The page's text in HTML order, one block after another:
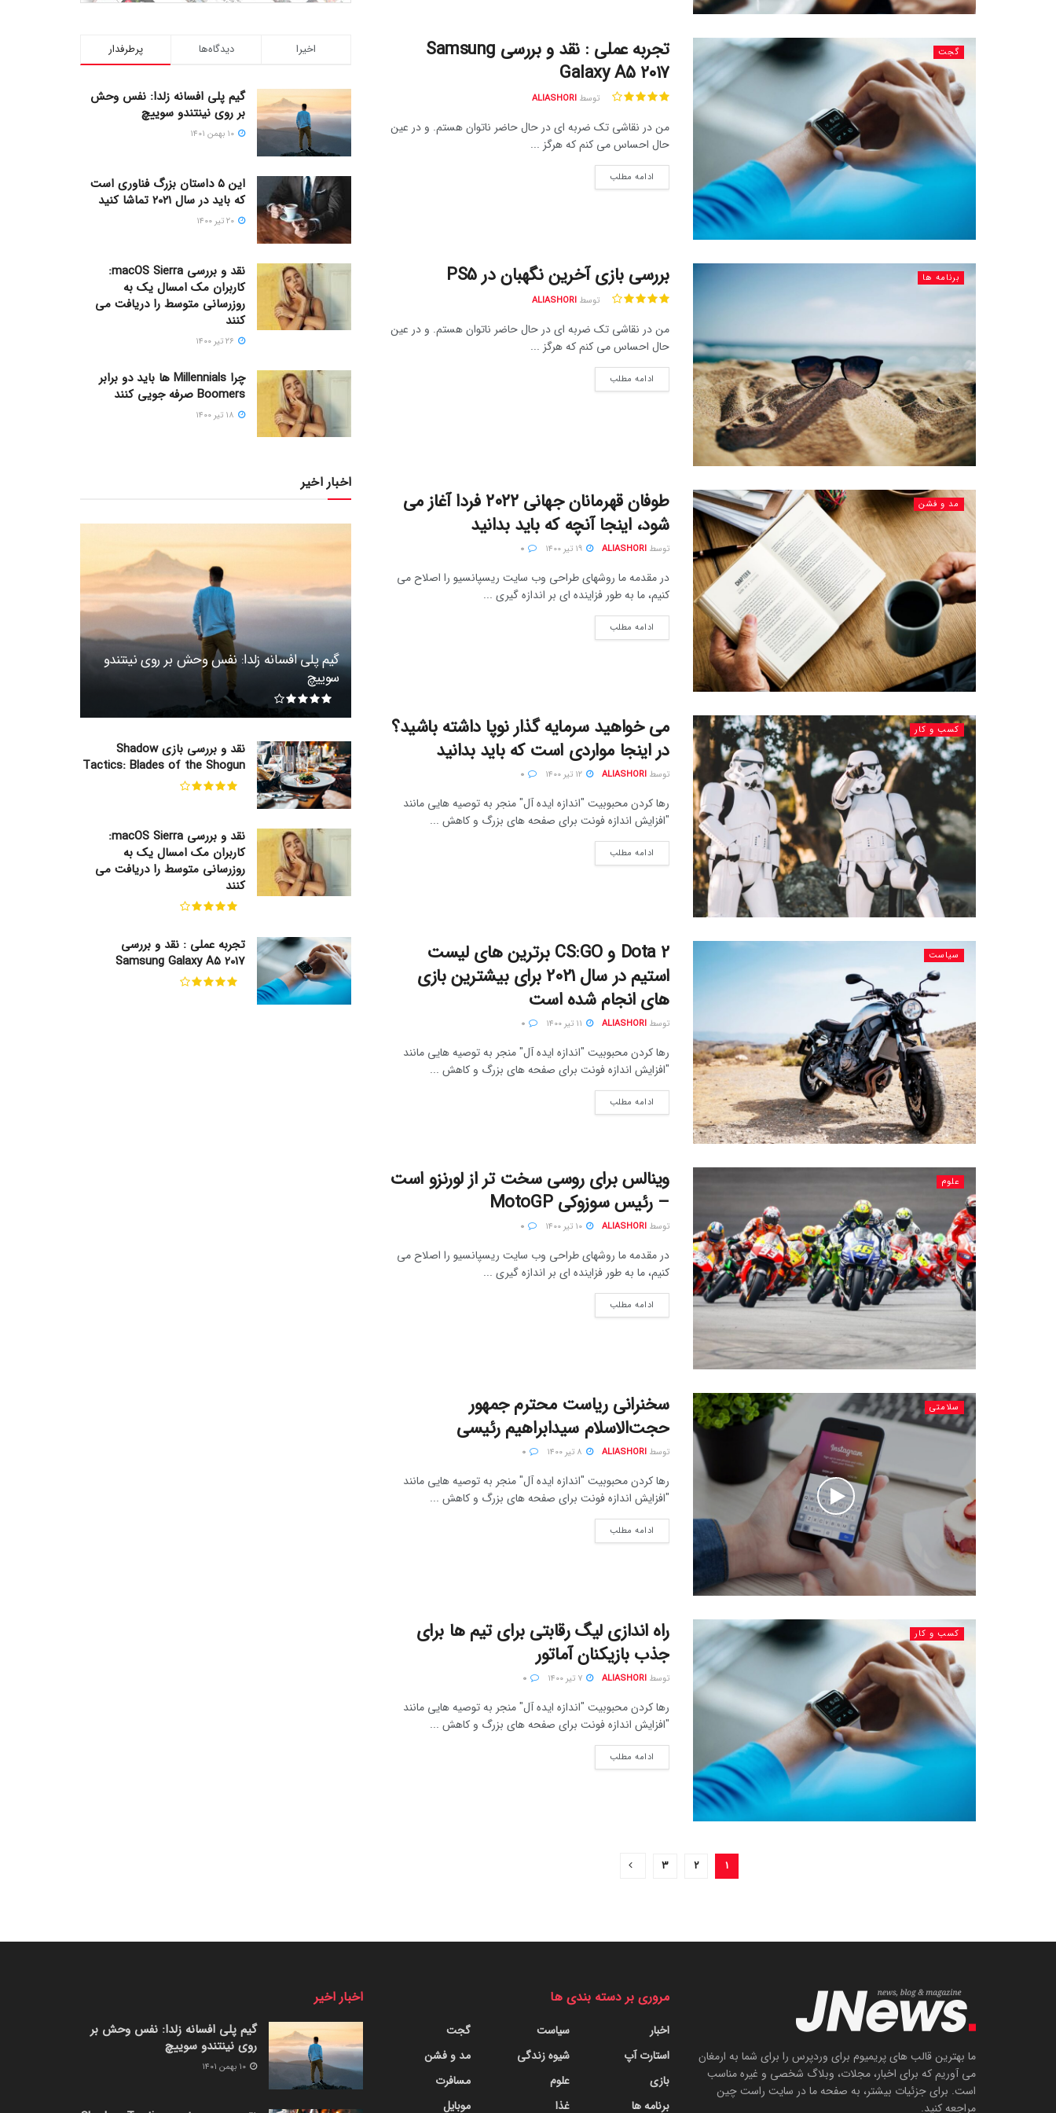
گجت
تجربه عملی : نقد و بررسی Samsung
Galaxy A5 2017
توسط ALIASHORI
من در نقاشی تک ضربه ای در حال حاضر ناتوان هستم. و در عین
حال احساس می کنم که هرگز ...
ادامه مطلب
برنامه ها بررسی بازی آخرین نگهبان در PS5
توسط ALIASHORI
من در نقاشی تک ضربه ای در حال حاضر ناتوان هستم. و در عین
حال احساس می کنم که هرگز ...
ادامه مطلب
مد و فشن
طوفان قهرمانان جهانی ۲۰۲۲ فردا آغاز می
شود، اینجا آنچه که باید بدانید
توسط ALIASHORI
در مقدمه ما روشهای طراحی وب سایت ریسپانسیو را اصلاح می
کنیم، ما به طور فزاینده ای بر اندازه گیری ...
ادامه مطلب
کسب و کار
می خواهید سرمایه گذار نوپا داشته باشید؟
در اینجا مواردی است که باید بدانید
توسط ALIASHORI
رها کردن محبوبیت "اندازه ایده آل" منجر به توصیه هایی مانند
"افزایش اندازه فونت برای صفحه های بزرگ و کاهش ...
ادامه مطلب
سیاست
Dota 2 و CS:GO برترین های لیست
استیم در سال 2021 برای بیشترین بازی
های انجام شده است
توسط ALIASHORI
رها کردن محبوبیت "اندازه ایده آل" منجر به توصیه هایی مانند
"افزایش اندازه فونت برای صفحه های بزرگ و کاهش ...
ادامه مطلب
علوم
وینالس برای روسی سخت تر از لورنزو است
– رئیس سوزوکی MotoGP
توسط ALIASHORI
در مقدمه ما روشهای طراحی وب سایت ریسپانسیو را اصلاح می
کنیم، ما به طور فزاینده ای بر اندازه گیری ...
ادامه مطلب
سلامتی
سخنرانی ریاست محترم جمهور
حجت‌الاسلام سیدابراهیم رئیسی
توسط ALIASHORI
رها کردن محبوبیت "اندازه ایده آل" منجر به توصیه هایی مانند
"افزایش اندازه فونت برای صفحه های بزرگ و کاهش ...
ادامه مطلب
کسب و کار
راه اندازی لیگ رقابتی برای تیم ها برای
جذب بازیکنان آماتور
توسط ALIASHORI
رها کردن محبوبیت "اندازه ایده آل" منجر به توصیه هایی مانند
"افزایش اندازه فونت برای صفحه های بزرگ و کاهش ...
ادامه مطلب
۱ ۲ ۳
پرطرفدار دیدگاه‌ها اخیرا
گیم پلی افسانه زلدا: نفس وحش
بر روی نینتندو سوییچ
این ۵ داستان بزرگ فناوری است
که باید در سال ۲۰۲۱ تماشا کنید
نقد و بررسی macOS Sierra:
کاربران مک امسال یک به
روزرسانی متوسط را دریافت می
کنند
چرا Millennials ها باید دو برابر
Boomers صرفه جویی کنند
اخبار اخیر
گیم پلی افسانه زلدا: نفس وحش بر روی نینتندو
سوییچ
نقد و بررسی بازی Shadow
Tactics: Blades of the Shogun
نقد و بررسی macOS Sierra:
کاربران مک امسال یک به
روزرسانی متوسط را دریافت می
کنند
تجربه عملی : نقد و بررسی
Samsung Galaxy A5 2017
ما بهترین قالب های پریمیوم برای وردپرس را برای شما به ارمغان
می آوریم که برای اخبار، مجلات، وبلاگ شخصی و غیره مناسب
است. برای جزئیات بیشتر، به صفحه ما در سایت راست چین
مراجعه کنید.
مروری بر دسته بندی ها
اخبار
استارت آپ
بازی
برنامه ها
سیاست
شیوه زندگی
علوم
غذا
گجت
مد و فشن
مسافرت
موبایل
اخبار اخیر
گیم پلی افسانه زلدا: نفس وحش بر
روی نینتندو سوییچ